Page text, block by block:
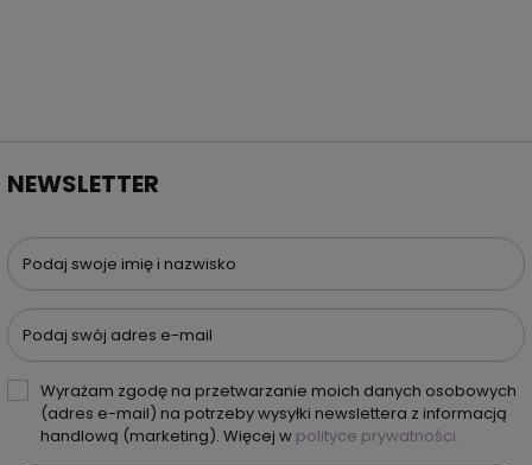
NEWSLETTER
Podaj swoje imię i nazwisko
Podaj swój adres e-mail
Wyrażam zgodę na przetwarzanie moich danych osobowych
(adres e-mail) na potrzeby wysyłki newslettera z informacją
handlową (marketing). Więcej w polityce prywatności.